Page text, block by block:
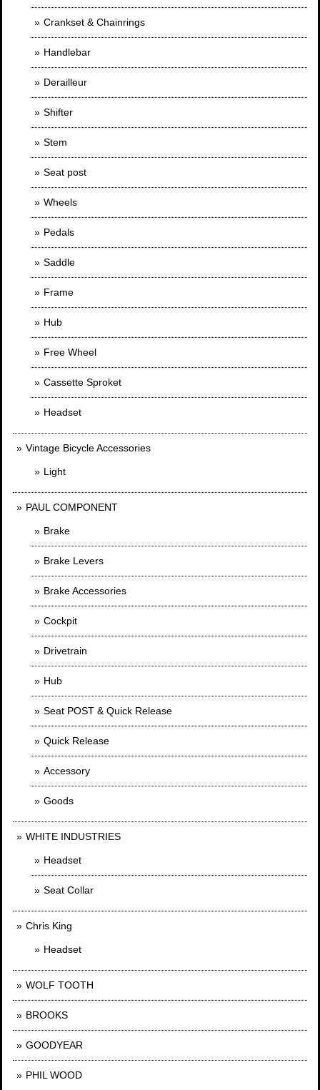
Crankset & Chainrings
Handlebar
Derailleur
Shifter
Stem
Seat post
Wheels
Pedals
Saddle
Frame
Hub
Free Wheel
Cassette Sproket
Headset
Vintage Bicycle Accessories
Light
PAUL COMPONENT
Brake
Brake Levers
Brake Accessories
Cockpit
Drivetrain
Hub
Seat POST & Quick Release
Quick Release
Accessory
Goods
WHITE INDUSTRIES
Headset
Seat Collar
Chris King
Headset
WOLF TOOTH
BROOKS
GOODYEAR
PHIL WOOD